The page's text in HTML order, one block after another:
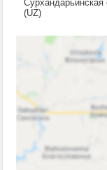
Сурхандарьинская
(UZ)